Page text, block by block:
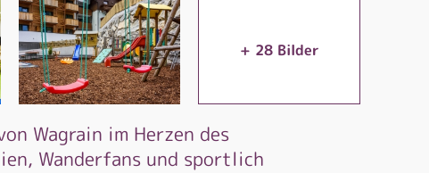
+ 28Bilder
Wagrain im Herzen des
Wanderfans und sportlich